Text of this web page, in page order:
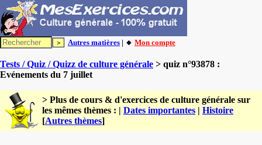
Autres matières | 🔸 Mon compte
Tests / Quiz / Quizz de culture générale > quiz n°93878 :
Evénements du 7 juillet
> Plus de cours & d'exercices de culture générale sur
les mêmes thèmes : | Dates importantes | Histoire
[Autres thèmes]